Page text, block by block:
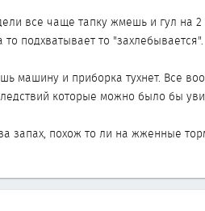
все чаще тапку жмешь и гул на
подхватывает то "захлебывается".
машину и приборка тухнет. Все
которые можно было бы
запах, похож то ли на жженные